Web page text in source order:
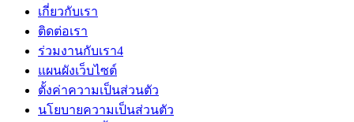
เกี่ยวกับเรา
ติดต่อเรา
ร่วมงานกับเรา4
แผนผังเว็บไซต์
ตั้งค่าความเป็นส่วนตัว
นโยบายความเป็นส่วนตัว